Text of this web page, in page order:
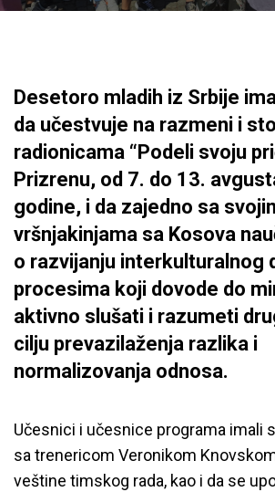
Desetoro mladih iz Srbije
da učestvuje na razmeni i
radionicama “Podeli svoju
Prizrenu, od 7. do 13.
godine, i da zajedno sa
vršnjakinjama sa Kosova
o razvijanju interkulturalnog
procesima koji dovode do
aktivno slušati i razumeti
cilju prevazilaženja razlika i
normalizovanja odnosa.
Učesnici i učesnice programa imali
sa trenericom Veronikom
veštine timskog rada, kao i da se